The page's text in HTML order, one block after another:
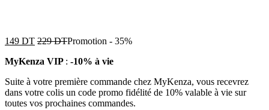
149 DT 229DTPromotion - 35%
MyKenza VIP : -10% à vie
Suite à votre première commande chez MyKenza, vous recevrez
dans votre colis un code promo fidélité de 10% valable à vie sur
toutes vos prochaines commandes.